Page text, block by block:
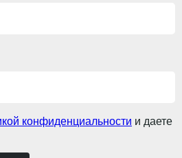
конфиденциальности и даете